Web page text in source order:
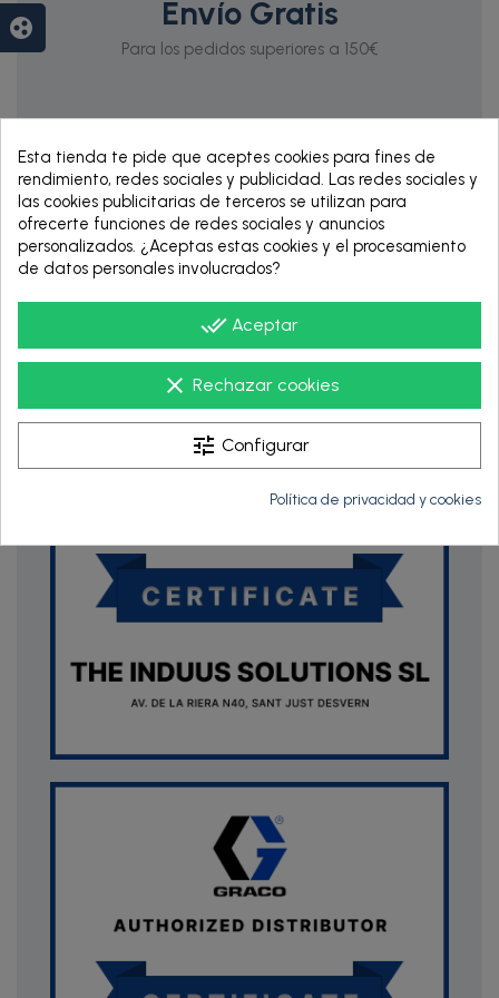
Envío Gratis
Para los pedidos superiores a 150€
RENTING DE 12
HASTA 60 MESES
Esta tienda te pide que aceptes cookies para fines de
rendimiento, redes sociales y publicidad. Las redes sociales y
las cookies publicitarias de terceros se utilizan para
ofrecerte funciones de redes sociales y anuncios
personalizados. ¿Aceptas estas cookies y el procesamiento
de datos personales involucrados?
done_all Aceptar
clear Rechazar cookies
tune Configurar
Política de privacidad y cookies
group_work